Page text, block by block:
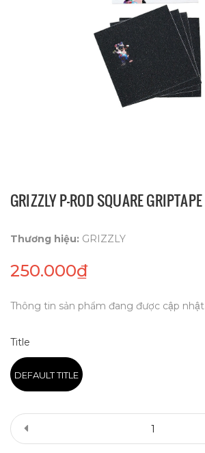
GRIZZLY P-ROD SQUARE GRIPTAPE
Thương hiệu: GRIZZLY
250.000₫
Thông tin sản phẩm đang được cập nhật
Title
DEFAULT TITLE